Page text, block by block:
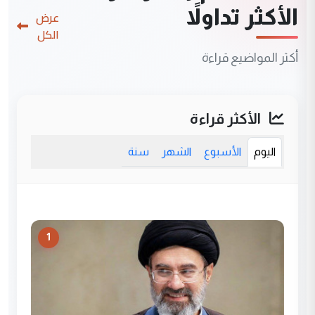
الأكثر تداولاً
أكثر المواضيع قراءة
عرض
الكل
الأكثر قراءة
اليوم الأسبوع الشهر سنة
1